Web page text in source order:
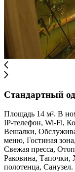
Стандартный
Площадь 14 м². В
IP-телефон, Wi-Fi,
Вешалки,
меню, Гостиная
Свежая пресса,
Раковина, Тапочки,
полотенца, Санузел.